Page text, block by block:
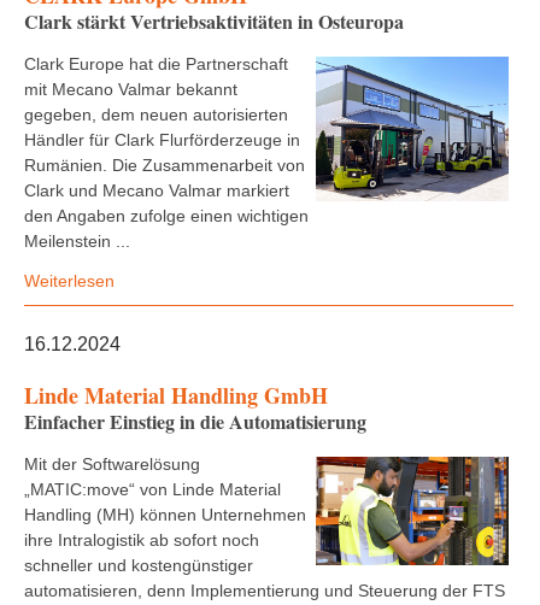
Clark stärkt Vertriebsaktivitäten in Osteuropa
Clark Europe hat die Partnerschaft
mit Mecano Valmar bekannt
gegeben, dem neuen autorisierten
Händler für Clark Flurförderzeuge in
Rumänien. Die Zusammenarbeit von
Clark und Mecano Valmar markiert
den Angaben zufolge einen wichtigen
Meilenstein ...
Weiterlesen
16.12.2024
Linde Material Handling GmbH
Einfacher Einstieg in die Automatisierung
Mit der Softwarelösung
„MATIC:move“ von Linde Material
Handling (MH) können Unternehmen
ihre Intralogistik ab sofort noch
schneller und kostengünstiger
automatisieren, denn Implementierung und Steuerung der FTS